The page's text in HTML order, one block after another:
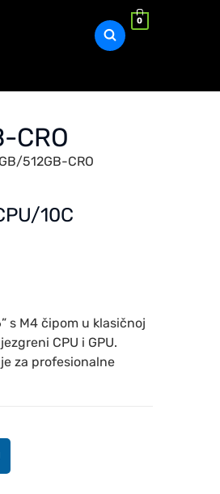
0
CRO
512GB-CRO
10C
s M4 čipom u klasičnoj
CPU i GPU.
za profesionalne